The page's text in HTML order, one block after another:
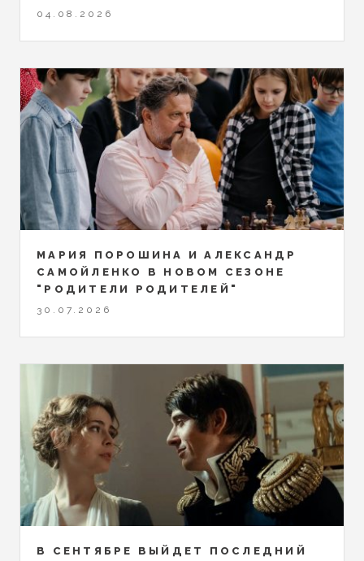
04.08.2026
МАРИЯ ПОРОШИНА И АЛЕКСАНДР
САМОЙЛЕНКО В НОВОМ СЕЗОНЕ
"РОДИТЕЛИ РОДИТЕЛЕЙ"
30.07.2026
В СЕНТЯБРЕ ВЫЙДЕТ ПОСЛЕДНИЙ